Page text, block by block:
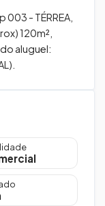
003 - TÉRREA,
120m²,
aluguel: